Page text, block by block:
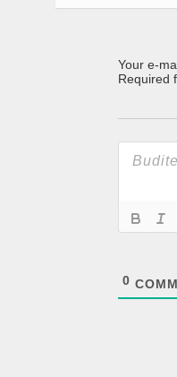
Your e-
Required
0